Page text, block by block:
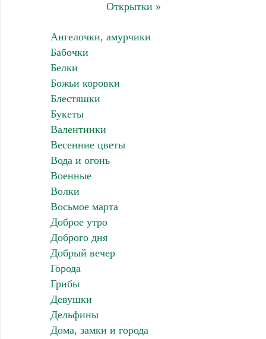
Открытки »
Ангелочки, амурчики
Бабочки
Белки
Божьи коровки
Блестяшки
Букеты
Валентинки
Весенние цветы
Вода и огонь
Военные
Волки
Восьмое марта
Доброе утро
Доброго дня
Добрый вечер
Города
Грибы
Девушки
Дельфины
Дома, замки и города